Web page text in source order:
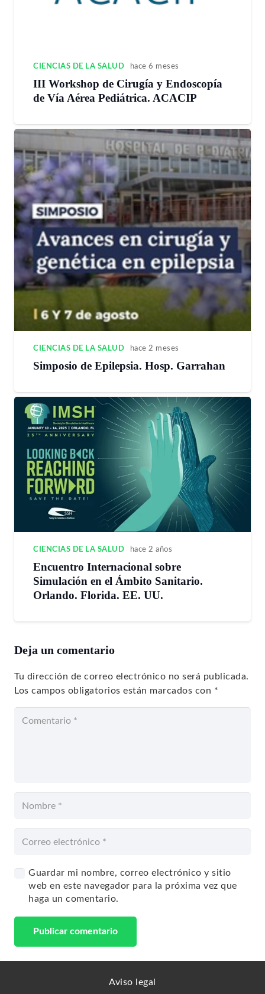
CIENCIAS DE LA SALUD hace 6 meses
III Workshop de Cirugía y Endoscopía
de Vía Aérea Pediátrica. ACACIP
CIENCIAS DE LA SALUD hace 2 meses
Simposio de Epilepsia. Hosp. Garrahan
CIENCIAS DE LA SALUD hace 2 años
Encuentro Internacional sobre
Simulación en el Ámbito Sanitario.
Orlando. Florida. EE. UU.
Deja un comentario
Tu dirección de correo electrónico no será publicada.
Los campos obligatorios están marcados con *
Guardar mi nombre, correo electrónico y sitio
web en este navegador para la próxima vez que
haga un comentario.
Publicar comentario
Aviso legal